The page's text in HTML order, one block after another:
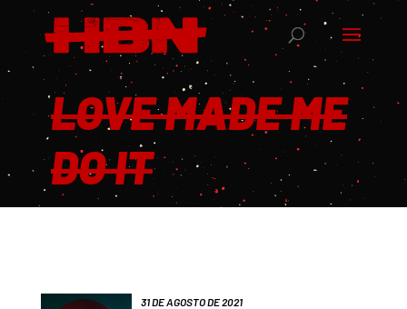
LOVE MADE ME
DO IT
31 DE AGOSTO DE 2021